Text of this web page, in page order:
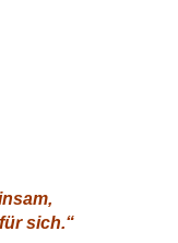
sich.“